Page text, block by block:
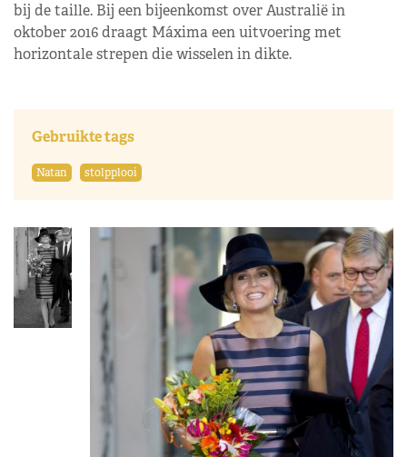
bij de taille. Bij een bijeenkomst over Australië in
oktober 2016 draagt Máxima een uitvoering met
horizontale strepen die wisselen in dikte.
Gebruikte tags
Natan stolpplooi